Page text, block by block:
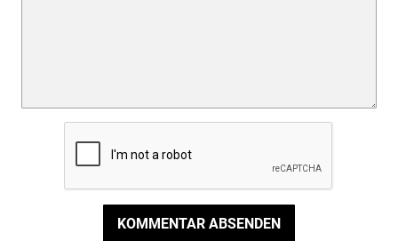
KOMMENTAR ABSENDEN